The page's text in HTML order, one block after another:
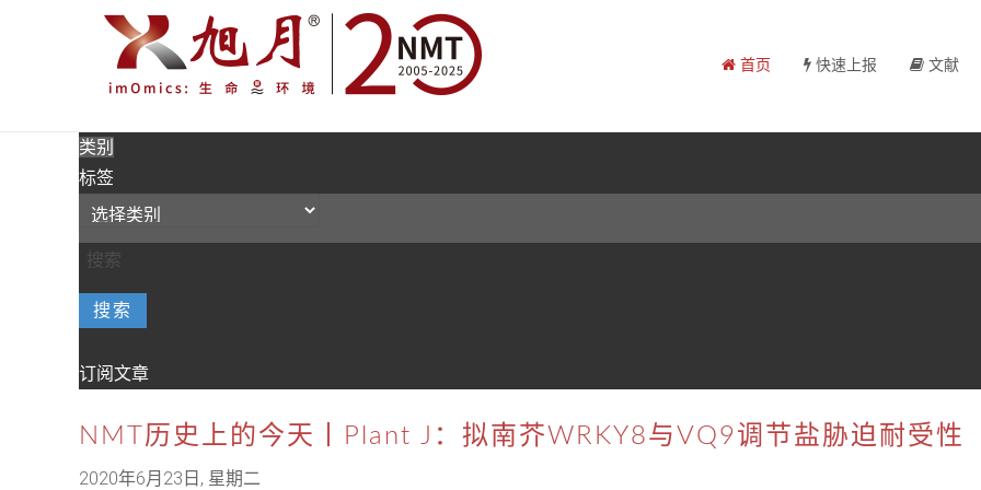
首页 快速上报 文献
类别
标签
搜索
订阅文章
NMT历史上的今天丨Plant J：拟南芥WRKY8与VQ9调节盐胁迫耐受性
2020年6月23日, 星期二